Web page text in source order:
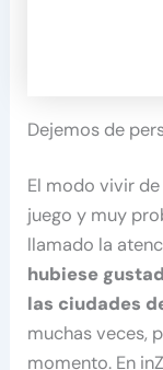
Dejemos de
El modo vivir
juego y muy
llamado la
hubiese
las ciudades
muchas veces,
momento. En